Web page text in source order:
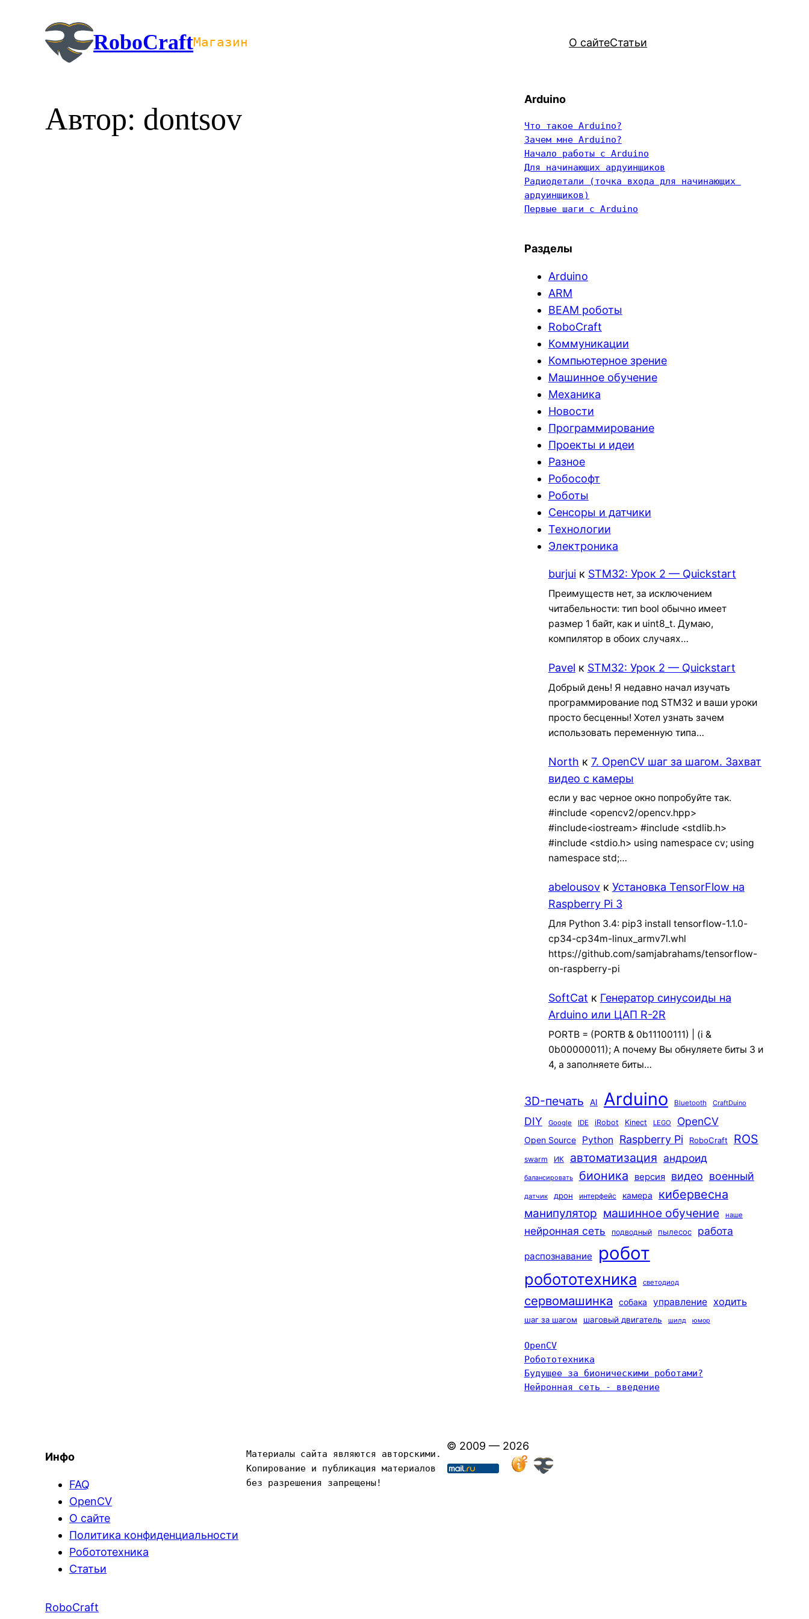
содержимому
RoboCraftМагазин О сайтеСтатьи
Автор: dontsov
Arduino
Что такое Arduino?
Зачем мне Arduino?
Начало работы с Arduino
Для начинающих ардуинщиков
Радиодетали (точка входа для начинающих
ардуинщиков)
Первые шаги с Arduino
Разделы
Arduino
ARM
BEAM роботы
RoboCraft
Коммуникации
Компьютерное зрение
Машинное обучение
Механика
Новости
Программирование
Проекты и идеи
Разное
Робософт
Роботы
Сенсоры и датчики
Технологии
Электроника
burjuiк STM32: Урок 2 — Quickstart
Преимуществ нет, за исключением
читабельности: тип bool обычно имеет
размер 1 байт, как и uint8_t. Думаю,
компилятор в обоих случаях…
Pavel к STM32: Урок 2 — Quickstart
Добрый день! Я недавно начал изучать
программирование под STM32 и ваши уроки
просто бесценны! Хотел узнать зачем
использовать переменную типа…
North к 7. OpenCV шаг за шагом. Захват
видео с камеры
если у вас черное окно попробуйте так.
#include <opencv2/opencv.hpp>
#include<iostream> #include <stdlib.h>
#include <stdio.h> using namespace cv; using
namespace std;…
abelousovк Установка TensorFlow на
Raspberry Pi 3
Для Python 3.4: pip3 install tensorflow-1.1.0-
cp34-cp34m-linux_armv7l.whl
https://github.com/samjabrahams/tensorflow-
on-raspberry-pi
SoftCat к Генератор синусоиды на
Arduino или ЦАП R-2R
PORTB = (PORTB & 0b11100111) | (i &
0b00000011); А почему Вы обнуляете биты 3 и
4, а заполняете биты…
3D-печать AI Arduino Bluetooth CraftDuino
DIY Google IDE iRobot Kinect LEGO OpenCV
Open Source Python Raspberry Pi RoboCraft ROS
swarm ИК автоматизация андроид
балансировать бионика версия видео военный
датчик дрон интерфейс камера кибервесна
манипулятор машинное обучение наше
нейронная сеть подводный пылесос работа
распознавание робот
робототехника светодиод
сервомашинка собака управление ходить
шаг за шагом шаговый двигатель шилд юмор
OpenCV
Робототехника
Будущее за бионическими роботами?
Нейронная сеть - введение
Инфо
FAQ
OpenCV
О сайте
Политика конфиденциальности
Робототехника
Статьи
Материалы сайта являются авторскими.
Копирование и публикация материалов
без разрешения запрещены!
© 2009 — 2026
RoboCraft